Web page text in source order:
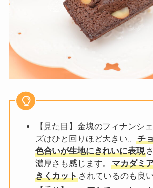
【見た目】金塊のフィナンシ
ズはひと回りほど大きい。
チ
色合いが生地にきれいに表現
濃厚さも感じます。
マカダミ
きくカットされているのも良い